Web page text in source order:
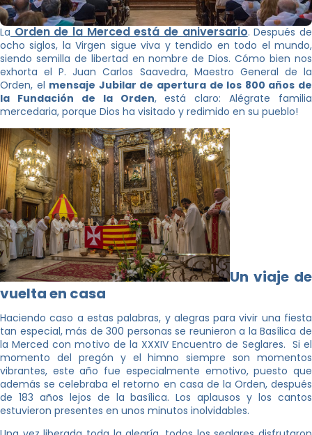
La Orden de la Merced está de aniversario. Después de
ocho siglos, la Virgen sigue viva y tendido en todo el mundo,
siendo semilla de libertad en nombre de Dios. Cómo bien nos
exhorta el P. Juan Carlos Saavedra, Maestro General de la
Orden, el mensaje Jubilar de apertura de los 800 años de
la Fundación de la Orden, está claro: Alégrate familia
mercedaria, porque Dios ha visitado y redimido en su pueblo!
Un viaje de
vuelta en casa
Haciendo caso a estas palabras, y alegras para vivir una fiesta
tan especial, más de 300 personas se reunieron a la Basílica de
la Merced con motivo de la XXXIV Encuentro de Seglares. Si el
momento del pregón y el himno siempre son momentos
vibrantes, este año fue especialmente emotivo, puesto que
además se celebraba el retorno en casa de la Orden, después
de 183 años lejos de la basílica. Los aplausos y los cantos
estuvieron presentes en unos minutos inolvidables.